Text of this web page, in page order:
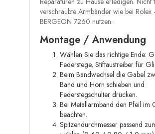
verschraubte Armbänder wie bei
BERGEON 7260 nutzen.
Montage / Anwendung
Wählen Sie das richtige Ende:
Federstege, Stiftaustreiber für
Beim Bandwechsel die Gabel
Band und Horn schieben und
Federstegschulter drücken.
Bei Metallarmband den Pfeil im
beachten.
Spitzendurchmesser passend